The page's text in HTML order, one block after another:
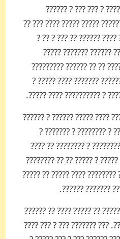
????? ???? ? ??????
????????? ???? ?????
???? ?? ?????? ??? ??
????????? ?????
?????. ???????? ??? ?????
????? ????? ???? ???
????? ??? ?? ?? ????
????? ?????? ??????? ? ??
??????? ? ???????? ?
???????? ? ????????????
????? ? ?? ?? ?????? ??? ??
?? ????? ??? ? ???? ?? ? ???
?????? ???. ????
?? ?? ?? ?? ??????? ????
????? ????? ???? ????